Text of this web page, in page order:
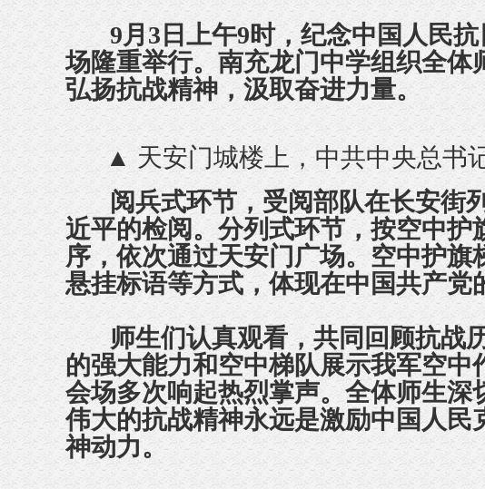
9月3日上午9时，纪念中国人民抗
场隆重举行。南充龙门中学组织全体
弘扬抗战精神， 汲取奋进力量。
▲ 天安门城楼上，中共中央总书
阅兵式环节，受阅部队在长安街列
近平的检阅。分列式环节，按空中
序，依次通过天安门广场。空中护
悬挂标语等方式，体现在中国共产
师生们认真观看，共同回顾抗战
的强大能力和空中梯队展示我军空中
会场多次响起热烈掌声。 全体师生深
伟大的抗战精神永远是激励中国人
神动力。